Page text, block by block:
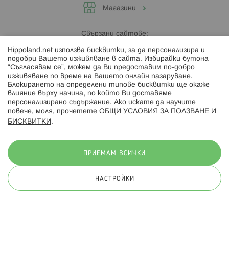
Магазини
Свързани сайтове:
Hippoland.ro
Последвайте ни:
© 2026 Hippoland.net. Всички права запазени
Hippoland.net използва бисквитки, за да персонализира и
подобри Вашето изживяване в сайта. Избирайки бутона
“Съгласявам се”, можем да Ви предоставим по-добро
изживяване по време на Вашето онлайн пазаруване.
Блокирането на определени типове бисквитки ще окаже
влияние върху начина, по който Ви доставяме
персонализирано съдържание. Ако искате да научите
повече, моля, прочетете ОБЩИ УСЛОВИЯ ЗА ПОЛЗВАНЕ И
БИСКВИТКИ .
ПРИЕМАМ ВСИЧКИ
НАСТРОЙКИ